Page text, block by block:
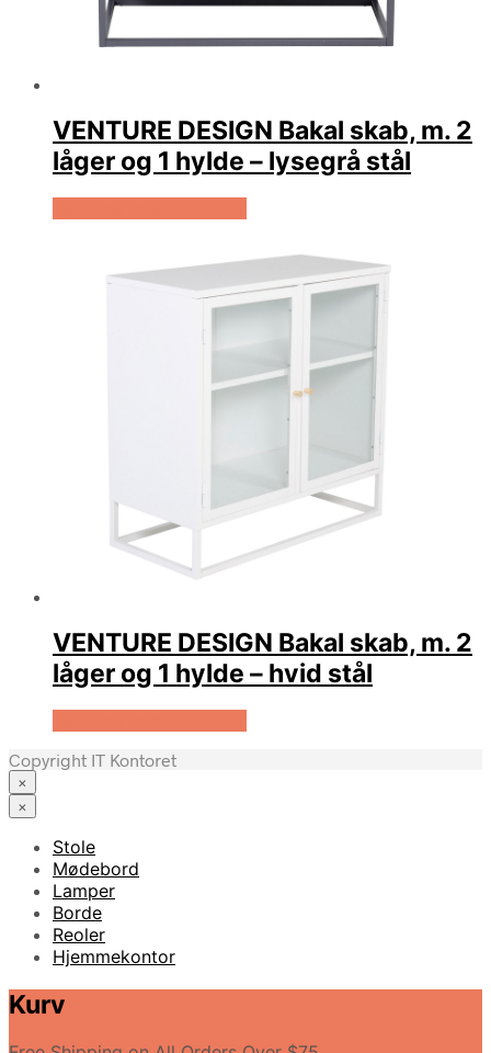
VENTURE DESIGN Bakal skab, m. 2
låger og 1 hylde – lysegrå stål
VENTURE DESIGN Bakal skab, m. 2
låger og 1 hylde – hvid stål
Copyright IT Kontoret
×
×
Stole
Mødebord
Lamper
Borde
Reoler
Hjemmekontor
Kurv